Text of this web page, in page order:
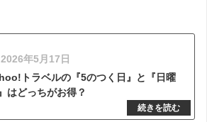
2026年5月17日
トラベルの『5のつく日』と『日曜
はどっちがお得？